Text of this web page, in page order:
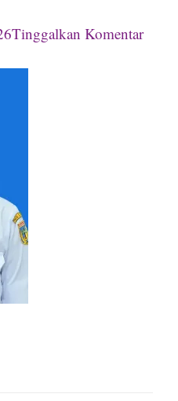
Tinggalkan Komentarpada